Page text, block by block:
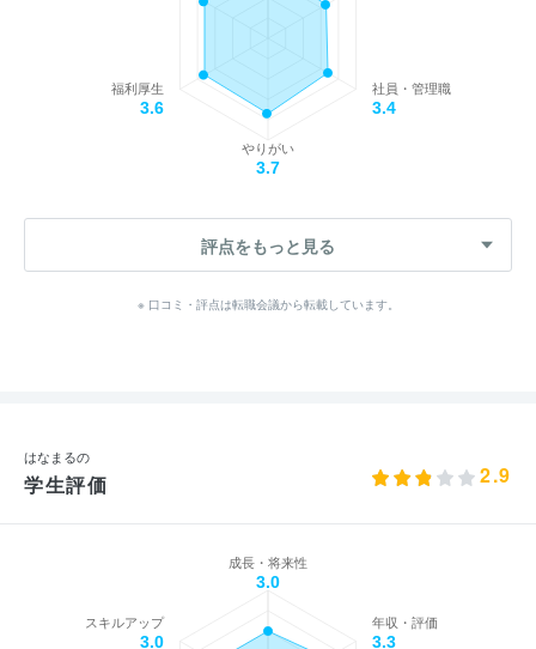
社員・管理職
3.4
やりがい
3.7
福利厚生
3.6
評点をもっと見る
※ 口コミ・評点は転職会議から転載しています。
はなまるの
学生評価 2.9
成長・将来性
3.0
年収・評価
3.3
スキルアップ
3.0